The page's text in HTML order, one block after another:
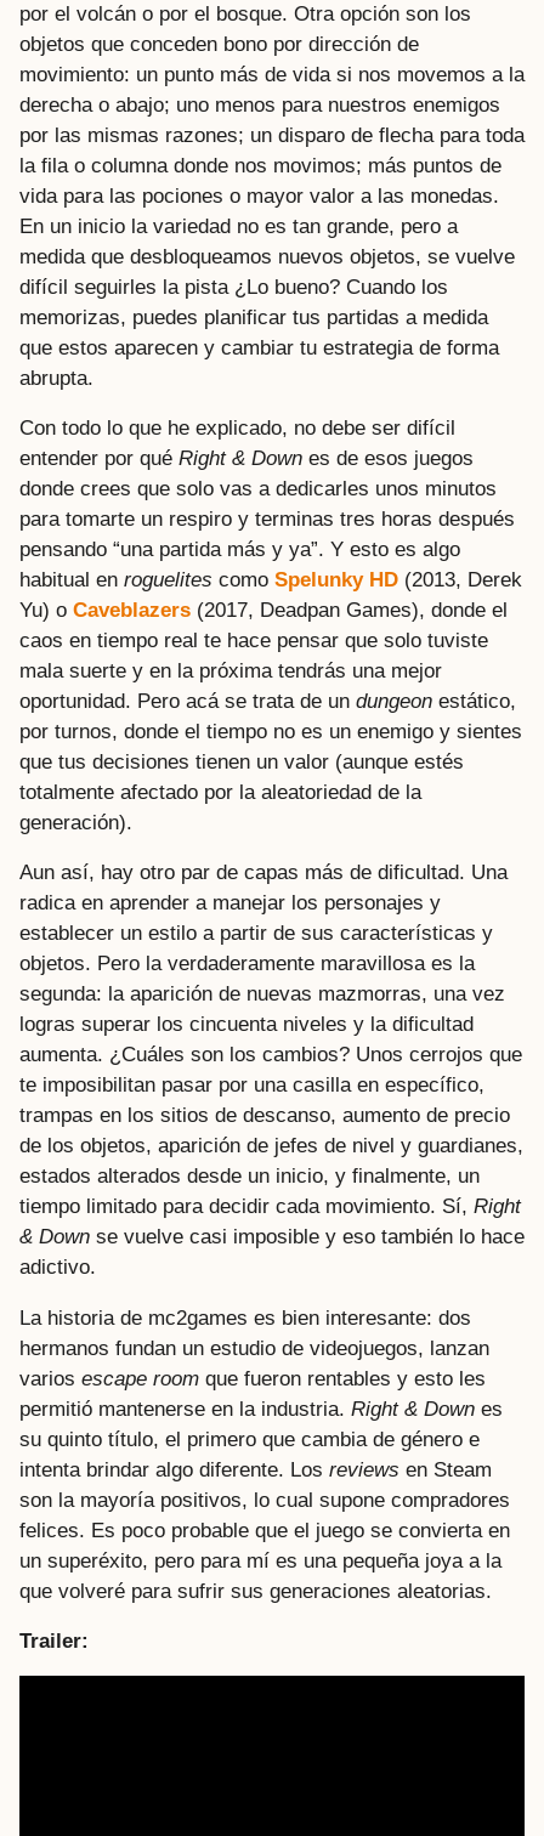
por el volcán o por el bosque. Otra opción son los
objetos que conceden bono por dirección de
movimiento: un punto más de vida si nos movemos a la
derecha o abajo; uno menos para nuestros enemigos
por las mismas razones; un disparo de flecha para toda
la fila o columna donde nos movimos; más puntos de
vida para las pociones o mayor valor a las monedas.
En un inicio la variedad no es tan grande, pero a
medida que desbloqueamos nuevos objetos, se vuelve
difícil seguirles la pista ¿Lo bueno? Cuando los
memorizas, puedes planificar tus partidas a medida
que estos aparecen y cambiar tu estrategia de forma
abrupta.
Con todo lo que he explicado, no debe ser difícil
entender por qué Right & Down es de esos juegos
donde crees que solo vas a dedicarles unos minutos
para tomarte un respiro y terminas tres horas después
pensando “una partida más y ya”. Y esto es algo
habitual en roguelites como Spelunky HD (2013, Derek
Yu) o Caveblazers (2017, Deadpan Games), donde el
caos en tiempo real te hace pensar que solo tuviste
mala suerte y en la próxima tendrás una mejor
oportunidad. Pero acá se trata de un dungeon estático,
por turnos, donde el tiempo no es un enemigo y sientes
que tus decisiones tienen un valor (aunque estés
totalmente afectado por la aleatoriedad de la
generación).
Aun así, hay otro par de capas más de dificultad. Una
radica en aprender a manejar los personajes y
establecer un estilo a partir de sus características y
objetos. Pero la verdaderamente maravillosa es la
segunda: la aparición de nuevas mazmorras, una vez
logras superar los cincuenta niveles y la dificultad
aumenta. ¿Cuáles son los cambios? Unos cerrojos que
te imposibilitan pasar por una casilla en específico,
trampas en los sitios de descanso, aumento de precio
de los objetos, aparición de jefes de nivel y guardianes,
estados alterados desde un inicio, y finalmente, un
tiempo limitado para decidir cada movimiento. Sí, Right
& Down se vuelve casi imposible y eso también lo hace
adictivo.
La historia de mc2games es bien interesante: dos
hermanos fundan un estudio de videojuegos, lanzan
varios escape room que fueron rentables y esto les
permitió mantenerse en la industria. Right & Down es
su quinto título, el primero que cambia de género e
intenta brindar algo diferente. Los reviews en Steam
son la mayoría positivos, lo cual supone compradores
felices. Es poco probable que el juego se convierta en
un superéxito, pero para mí es una pequeña joya a la
que volveré para sufrir sus generaciones aleatorias.
Trailer: